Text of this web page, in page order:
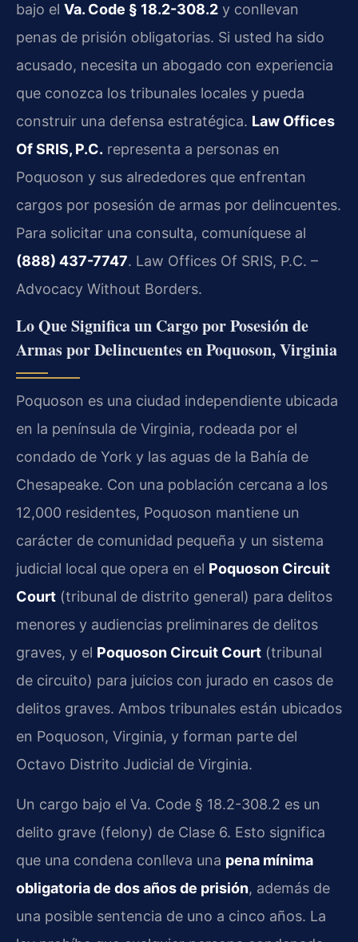
bajo el Va. Code § 18.2-308.2 y conllevan
penas de prisión obligatorias. Si usted ha sido
acusado, necesita un abogado con experiencia
que conozca los tribunales locales y pueda
construir una defensa estratégica. Law Offices
Of SRIS, P.C. representa a personas en
Poquoson y sus alrededores que enfrentan
cargos por posesión de armas por delincuentes.
Para solicitar una consulta, comuníquese al
(888) 437-7747. Law Offices Of SRIS, P.C. –
Advocacy Without Borders.
Lo Que Significa un Cargo por Posesión de
Armas por Delincuentes en Poquoson, Virginia
Poquoson es una ciudad independiente ubicada
en la península de Virginia, rodeada por el
condado de York y las aguas de la Bahía de
Chesapeake. Con una población cercana a los
12,000 residentes, Poquoson mantiene un
carácter de comunidad pequeña y un sistema
judicial local que opera en el Poquoson Circuit
Court (tribunal de distrito general) para delitos
menores y audiencias preliminares de delitos
graves, y el Poquoson Circuit Court (tribunal
de circuito) para juicios con jurado en casos de
delitos graves. Ambos tribunales están ubicados
en Poquoson, Virginia, y forman parte del
Octavo Distrito Judicial de Virginia.
Un cargo bajo el Va. Code § 18.2-308.2 es un
delito grave (felony) de Clase 6. Esto significa
que una condena conlleva una pena mínima
obligatoria de dos años de prisión, además de
una posible sentencia de uno a cinco años. La